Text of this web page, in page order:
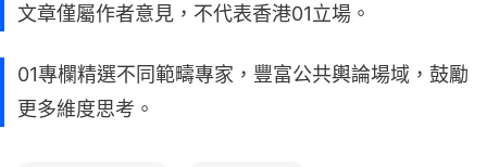
文章僅屬作者意見，不代表香港01立場。
01專欄精選不同範疇專家，豐富公共輿論場域，鼓勵
更多維度思考。